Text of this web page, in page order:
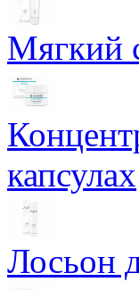
Мягкий
капсулах
Лосьон